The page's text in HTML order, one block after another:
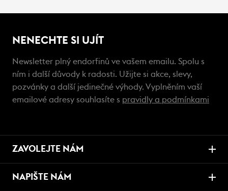
NENECHTE SI UJÍT
Newsletter plný endorfinů ve vašem emailu. Spolu s
ním i další důvody k radosti. Užijte si akce, slevy,
pozvánky a další jedinečné výhody. Vyplněním vaší
emailové adresy souhlasíte s pravidly a podmínkami
ZAVOLEJTE NÁM
NAPIŠTE NÁM